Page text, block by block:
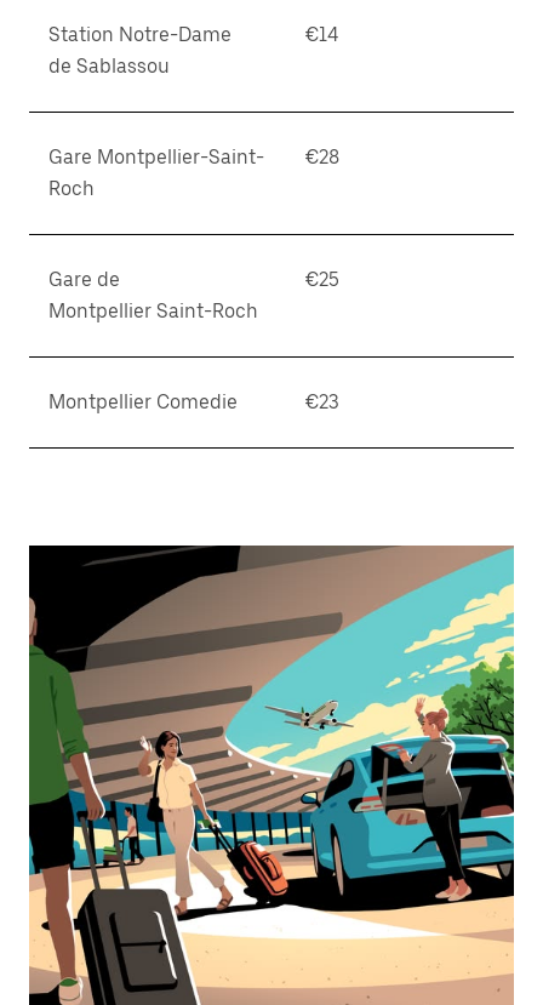
Station Notre-Dame
de Sablassou
€14
Gare Montpellier-Saint-
Roch
€28
Gare de
Montpellier Saint-Roch
€25
Montpellier Comedie €23